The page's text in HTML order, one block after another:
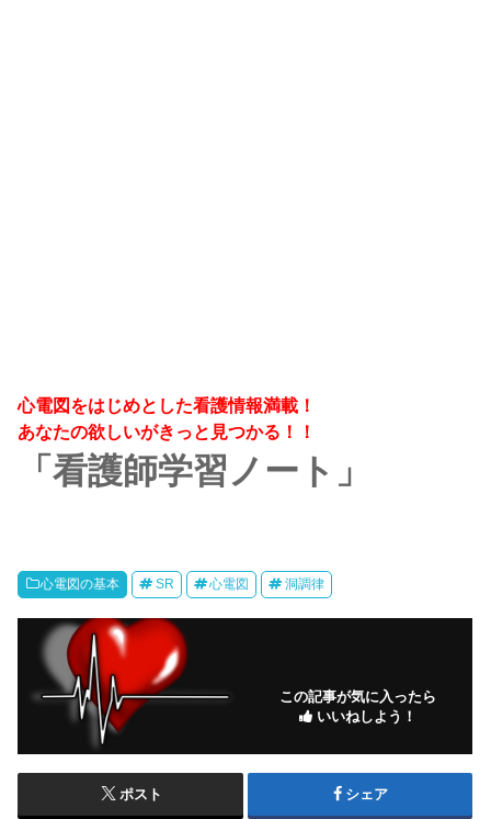
心電図をはじめとした看護情報満載！
あなたの欲しいがきっと見つかる！！
「看護師学習ノート」
心電図の基本 SR 心電図 洞調律
この記事が気に入ったら
いいねしよう！
ポスト シェア